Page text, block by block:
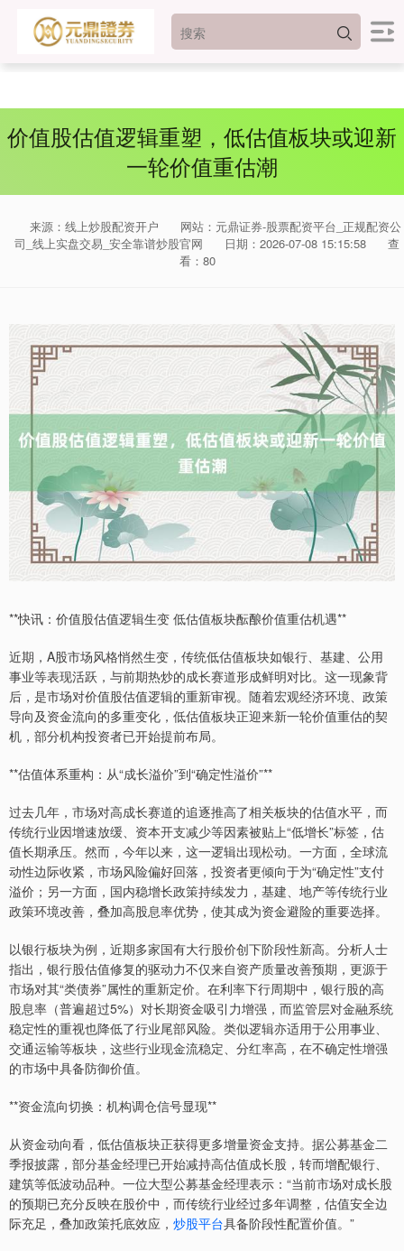
价值股估值逻辑重塑，低估值板块或迎新
一轮价值重估潮
来源：线上炒股配资开户
网站：元鼎证券-股票配资平台_正规配资公
司_线上实盘交易_安全靠谱炒股官网
日期：2026-07-08 15:15:58
查
看：80
**快讯：价值股估值逻辑生变 低估值板块酝酿价值重估机遇**
近期，A股市场风格悄然生变，传统低估值板块如银行、基建、公用
事业等表现活跃，与前期热炒的成长赛道形成鲜明对比。这一现象背
后，是市场对价值股估值逻辑的重新审视。随着宏观经济环境、政策
导向及资金流向的多重变化，低估值板块正迎来新一轮价值重估的契
机，部分机构投资者已开始提前布局。
**估值体系重构：从“成长溢价”到“确定性溢价”**
过去几年，市场对高成长赛道的追逐推高了相关板块的估值水平，而
传统行业因增速放缓、资本开支减少等因素被贴上“低增长”标签，估
值长期承压。然而，今年以来，这一逻辑出现松动。一方面，全球流
动性边际收紧，市场风险偏好回落，投资者更倾向于为“确定性”支付
溢价；另一方面，国内稳增长政策持续发力，基建、地产等传统行业
政策环境改善，叠加高股息率优势，使其成为资金避险的重要选择。
以银行板块为例，近期多家国有大行股价创下阶段性新高。分析人士
指出，银行股估值修复的驱动力不仅来自资产质量改善预期，更源于
市场对其“类债券”属性的重新定价。在利率下行周期中，银行股的高
股息率（普遍超过5%）对长期资金吸引力增强，而监管层对金融系统
稳定性的重视也降低了行业尾部风险。类似逻辑亦适用于公用事业、
交通运输等板块，这些行业现金流稳定、分红率高，在不确定性增强
的市场中具备防御价值。
**资金流向切换：机构调仓信号显现**
从资金动向看，低估值板块正获得更多增量资金支持。据公募基金二
季报披露，部分基金经理已开始减持高估值成长股，转而增配银行、
建筑等低波动品种。一位大型公募基金经理表示：“当前市场对成长股
的预期已充分反映在股价中，而传统行业经过多年调整，估值安全边
际充足，叠加政策托底效应， 炒股平台具备阶段性配置价值。”